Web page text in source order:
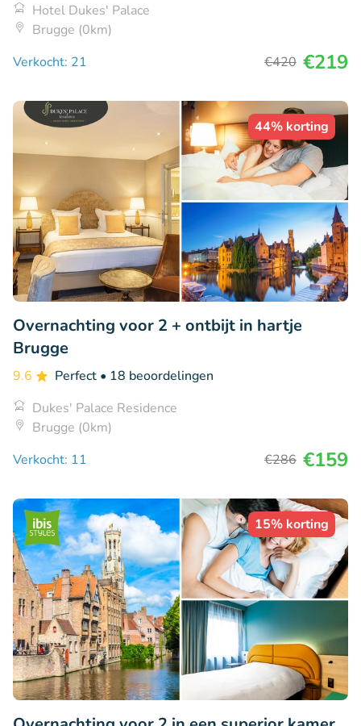
Hotel Dukes' Palace
Brugge (0km)
Verkocht: 21
€420 €219
44% korting
Overnachting voor 2 + ontbijt in hartje
Brugge
9.6 Perfect • 18 beoordelingen
Dukes' Palace Residence
Brugge (0km)
Verkocht: 11
€286 €159
15% korting